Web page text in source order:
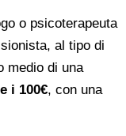
o psicoterapeuta
al tipo di
medio di una
i 100€, con una